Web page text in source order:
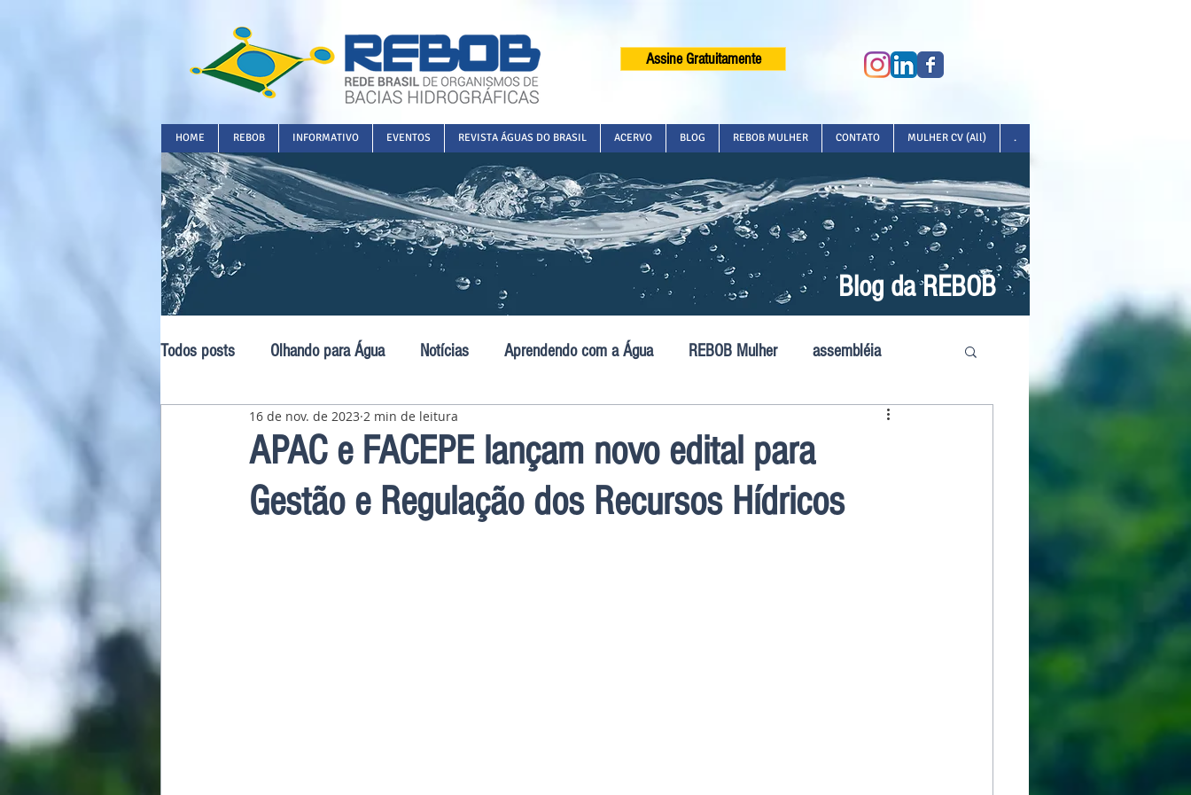
Assine Gratuitamente
HOME REBOB INFORMATIVO EVENTOS REVISTA ÁGUAS DO BRASIL ACERVO BLOG REBOB MULHER CONTATO MULHER CV (All) .
Blog da REBOB
Todos posts Olhando para Água Notícias Aprendendo com a Água REBOB Mulher assembléia
Pavilhão Latino-Americano
APAC e FACEPE lançam novo edital para
Gestão e Regulação dos Recursos Hídricos
16 de nov. de 2023 2 min de leitura